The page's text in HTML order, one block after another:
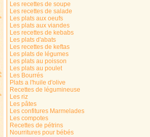
Les recettes de soupe
Les recettes de salade
Les plats aux oeufs
Les plats aux viandes
Les recettes de kebabs
Les plats d'abats
Les recettes de keftas
Les plats de légumes
Les plats au poisson
Les plats au poulet
Les Bourrés
Plats a l'huile d'olive
Recettes de légumineuse
Les riz
Les pâtes
Les confitures Marmelades
Les compotes
Recettes de pétrins
Nourritures pour bébés